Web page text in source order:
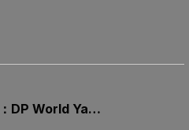
セキュリティソリューションを活用する方法